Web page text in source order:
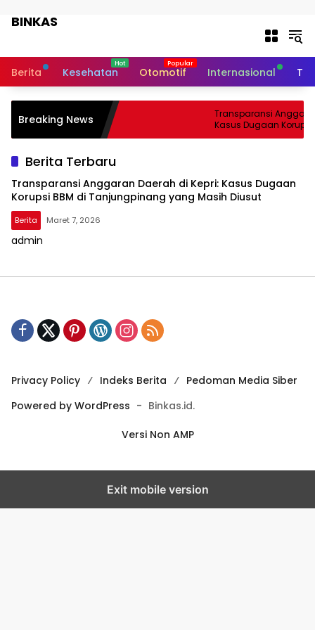
BINKAS
Berita
Kesehatan Otomotif Internasional
Breaking News
Transparansi
Kasus Dugaan Korupsi
Tanjungpinang yang
Berita Terbaru
Transparansi Anggaran Daerah di Kepri: Kasus Dugaan
Korupsi BBM di Tanjungpinang yang Masih Diusut
Berita Maret 7, 2026
admin
Privacy Policy Indeks Berita
Pedoman Media Siber
Powered by WordPress - Binkas.id.
Versi Non AMP
Exit mobile version